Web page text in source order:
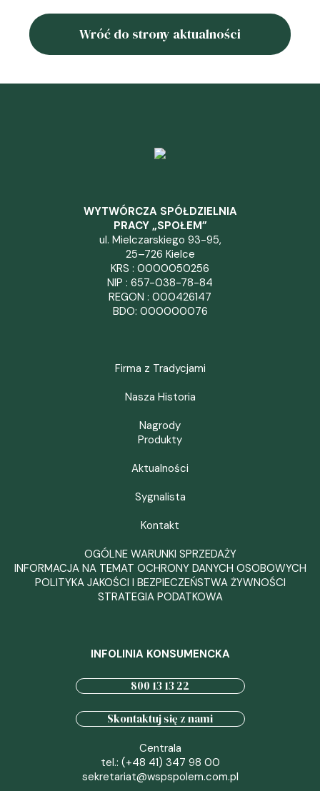
Wróć do strony aktualności
WYTWÓRCZA SPÓŁDZIELNIA
PRACY „SPOŁEM”
ul. Mielczarskiego 93-95,
25–726 Kielce
KRS : 0000050256
NIP : 657-038-78-84
REGON : 000426147
BDO: 000000076
Firma z Tradycjami
Nasza Historia
Nagrody
Produkty
Aktualności
Sygnalista
Kontakt
OGÓLNE WARUNKI SPRZEDAŻY
INFORMACJA NA TEMAT OCHRONY DANYCH OSOBOWYCH
POLITYKA JAKOŚCI I BEZPIECZEŃSTWA ŻYWNOŚCI
STRATEGIA PODATKOWA
INFOLINIA KONSUMENCKA
800 13 13 22
Skontaktuj się z nami
Centrala
tel.: (+48 41) 347 98 00
sekretariat@wspspolem.com.pl